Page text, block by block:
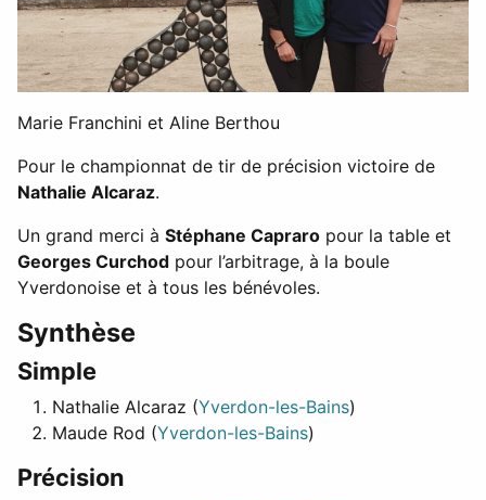
Marie Franchini et Aline Berthou
Pour le championnat de tir de précision victoire de
Nathalie Alcaraz.
Un grand merci à Stéphane Capraro pour la table et
Georges Curchod pour l’arbitrage, à la boule
Yverdonoise et à tous les bénévoles.
Synthèse
Simple
Nathalie Alcaraz (Yverdon-les-Bains)
Maude Rod (Yverdon-les-Bains)
Précision